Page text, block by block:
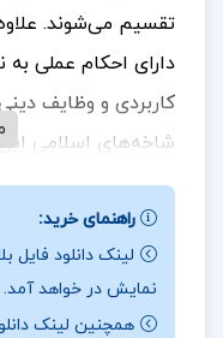
تقسیم می‌شوند.
دارای احکام عملی
کاربردی و وظایف
شاخه‌های اسلامی
پایه‌های دین اسلام
اسلامی ویژگی‌ها و
دیگر مذاهب متمایز
بیشترپروژه کدهرا
راهنمای خرید:
لینک دانلود فایل
نمایش در خواهد آمد.
همچنین لینک